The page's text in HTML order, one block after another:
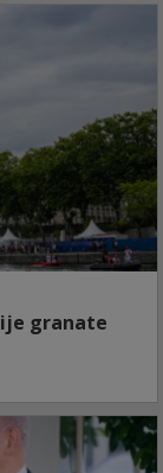
granate